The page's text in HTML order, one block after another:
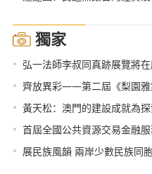
獨家
• 弘一法師李叔同真跡展覽將
• 齊放異彩——第二屆《梨園雅
• 黃天松：澳門的建設成就為探
• 首屆全國公共資源交易金融
• 展民族風韻 兩岸少數民族同